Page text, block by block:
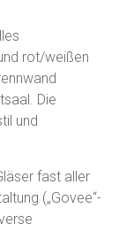
rot/weißen
Die
und
fast aller
(„Govee“-